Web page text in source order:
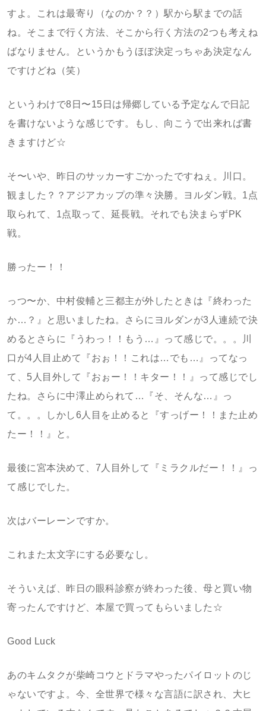
すよ。これは最寄り（なのか？？）駅から駅までの話
ね。そこまで行く方法、そこから行く方法の2つも考えね
ばなりません。というかもうほぼ決定っちゃあ決定なん
ですけどね（笑）
というわけで8日〜15日は帰郷している予定なんで日記
を書けないような感じです。もし、向こうで出来れば書
きますけど☆
そ〜いや、昨日のサッカーすごかったですねぇ。川口。
観ました？？アジアカップの準々決勝。ヨルダン戦。1点
取られて、1点取って、延長戦。それでも決まらずPK
戦。
勝ったー！！
っつ〜か、中村俊輔と三都主が外したときは『終わった
か…？』と思いましたね。さらにヨルダンが3人連続で決
めるとさらに『うわっ！！もう…』って感じで。。。川
口が4人目止めて『おぉ！！これは…でも…』ってなっ
て、5人目外して『おぉー！！キター！！』って感じでし
たね。さらに中澤止められて…『そ、そんな…』っ
て。。。しかし6人目を止めると『すっげー！！また止め
たー！！』と。
最後に宮本決めて、7人目外して『ミラクルだー！！』っ
て感じでした。
次はバーレーンですか。
これまた太文字にする必要なし。
そういえば、昨日の眼科診察が終わった後、母と買い物
寄ったんですけど、本屋で買ってもらいました☆
Good Luck
あのキムタクが柴崎コウとドラマやったパイロットのじ
ゃないですよ。今、全世界で様々な言語に訳され、大ヒ